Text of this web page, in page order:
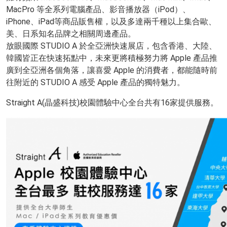
MacPro 等全系列電腦產品、影音播放器（iPod）、
iPhone、iPad等商品販售權，以及多達兩千種以上集合歐、
美、日系知名品牌之相關周邊產品。
放眼國際 STUDIO A 於全亞洲快速展店，包含香港、大陸、
韓國皆正在快速拓點中，未來更將積極努力將 Apple 產品推
廣到全亞洲各個角落，讓喜愛 Apple 的消費者，都能隨時前
往附近的 STUDIO A 感受 Apple 產品的獨特魅力。
Straight A(晶盛科技)校園體驗中心全台共有16家提供服務。